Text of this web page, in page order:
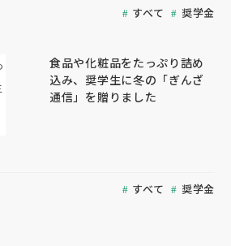
すべて 奨学金
食品や化粧品をたっぷり詰め
込み、奨学生に冬の「ぎんざ
通信」を贈りました
すべて 奨学金